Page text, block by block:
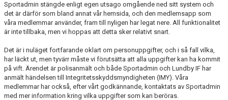
SAMARBETSPARTNERS
Sportadmin stängde enligt egen utsago omgående ned sitt system och
det är därför som bland annat vår hemsida, och den medlemsapp som
våra medlemmar använder, fram till nyligen har legat nere. All funktionalitet
är inte tillbaka, men vi hoppas att detta sker relativt snart.
Det är i nuläget fortfarande oklart om personuppgifter, och i så fall vilka,
har läckt ut, men tyvärr måste vi förutsätta att alla uppgifter kan ha kommit
på vift. Ärendet är polisanmält och både Sportadmin och Lundby IF har
anmält händelsen till Integritetsskyddsmyndigheten (IMY). Våra
medlemmar har också, efter vårt godkännande, kontaktats av Sportadmin
med mer information kring vilka uppgifter som kan beröras.